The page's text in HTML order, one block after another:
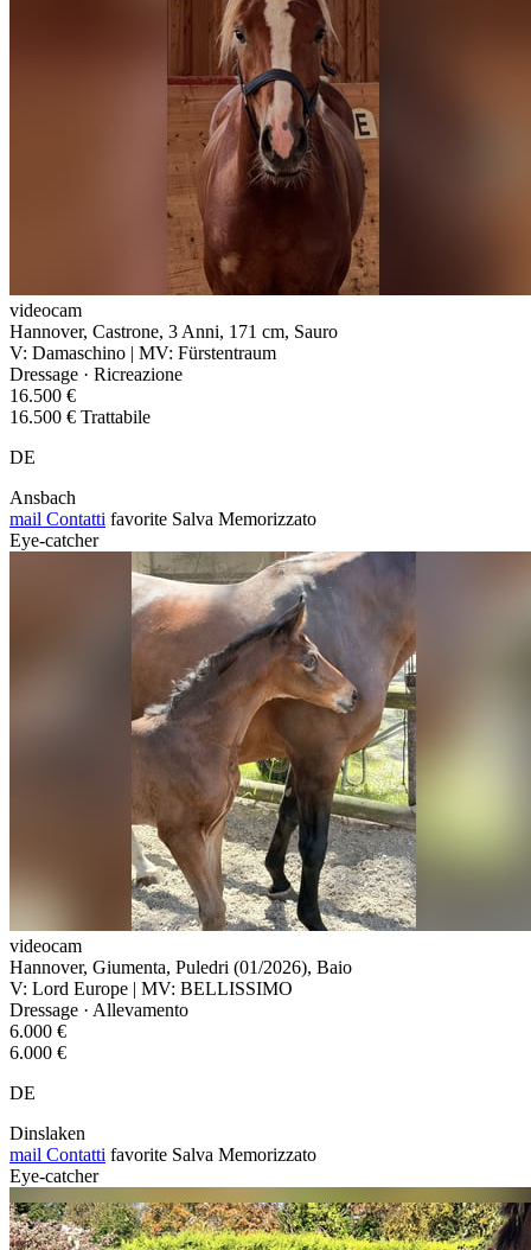
videocam
Hannover, Castrone, 3 Anni, 171 cm, Sauro
V: Damaschino | MV: Fürstentraum
Dressage · Ricreazione
16.500 €
16.500 € Trattabile
DE
Ansbach
mail Contatti favorite Salva Memorizzato
Eye-catcher
videocam
Hannover, Giumenta, Puledri (01/2026), Baio
V: Lord Europe | MV: BELLISSIMO
Dressage · Allevamento
6.000 €
6.000 €
DE
Dinslaken
mail Contatti favorite Salva Memorizzato
Eye-catcher